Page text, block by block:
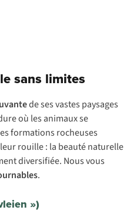
sans limites
de ses vastes paysages
où les animaux se
formations rocheuses
rouille : la beauté naturelle
diversifiée. Nous vous
.
»)